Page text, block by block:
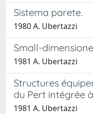
Sistema parete.
1980 A. Ubertazzi
Small-
1981 A. Ubertazzi
Structures
du Pert intégrée
1981 A. Ubertazzi